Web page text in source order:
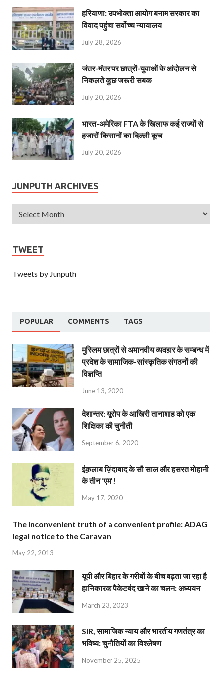
हरियाणा: उपभोक्ता आयोग बनाम सरकार का
विवाद पहुंचा सर्वोच्च न्यायालय
July 28, 2026
जंतर-मंतर पर छात्रों-युवाओं के आंदोलन से
निकलते कुछ जरूरी सबक
July 20, 2026
भारत-अमेरिका FTA के खिलाफ कई राज्यों से
हजारों किसानों का दिल्ली कूच
July 20, 2026
JUNPUTH ARCHIVES
TWEET
Tweets by Junputh
POPULAR COMMENTS TAGS
मुस्लिम छात्रों से अमानवीय व्यवहार के सम्बन्ध में
प्रदेश के सामाजिक-सांस्कृतिक संगठनों की
विज्ञप्ति
June 13, 2020
देशान्‍तर: यूरोप के आखिरी तानाशाह को एक
शिक्षिका की चुनौती
September 6, 2020
इंक़लाब ज़िंदाबाद के सौ साल और हसरत मोहानी
के तीन ‘एम’!
May 17, 2020
The inconvenient truth of a convenient profile: ADAG
legal notice to the Caravan
May 22, 2013
यूपी और बिहार के गरीबों के बीच बढ़ता जा रहा है
हानिकारक पैकेटबंद खाने का चलन: अध्ययन
March 23, 2023
SIR, सामाजिक न्याय और भारतीय गणतंत्र का
भविष्य: चुनौतियों का विश्लेषण
November 25, 2025